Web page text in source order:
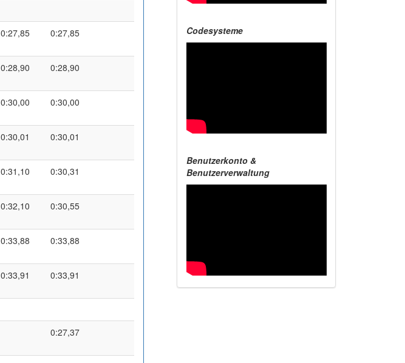
0:27,85 0:27,85
0:28,90 0:28,90
0:30,00 0:30,00
0:30,01 0:30,01
0:31,10 0:30,31
0:32,10 0:30,55
0:33,88 0:33,88
0:33,91 0:33,91
0:27,37
Codesysteme
Benutzerkonto &
Benutzerverwaltung